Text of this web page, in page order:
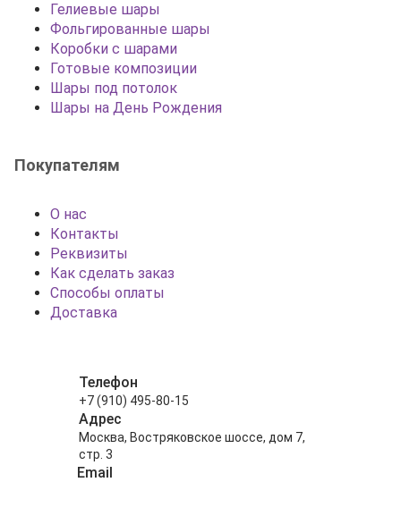
Гелиевые шары
Фольгированные шары
Коробки с шарами
Готовые композиции
Шары под потолок
Шары на День Рождения
Покупателям
О нас
Контакты
Реквизиты
Как сделать заказ
Способы оплаты
Доставка
Телефон
+7 (910) 495-80-15
Адрес
Москва, Востряковское шоссе, дом 7,
стр. 3
Email